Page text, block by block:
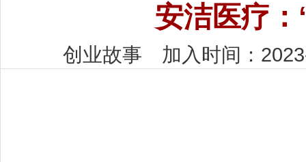
安洁医疗
创业故事 加入时间：